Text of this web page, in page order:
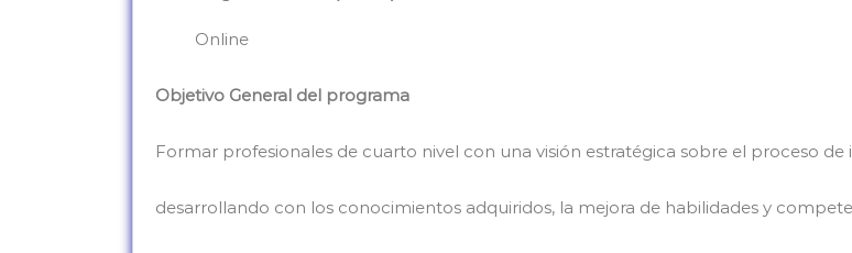
Online
Objetivo General del programa
Formar profesionales de cuarto nivel con una visión estratégica sobre el proceso
desarrollando con los conocimientos adquiridos, la mejora de habilidades y